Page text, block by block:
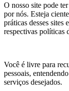
O nosso site pode
por nós. Esteja
práticas desses sites
respectivas políticas
Você é livre para
pessoais,
serviços desejados.